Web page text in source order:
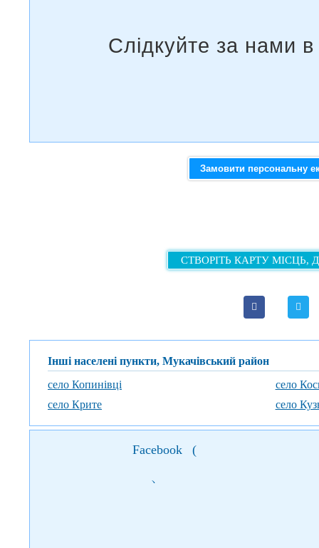
Замовити персональну
СТВОРІТЬ КАРТУ МІСЦЬ,
Інші населені пункти, Мукачівський район
село Копинівці
село
село Крите
село
Facebook (
)